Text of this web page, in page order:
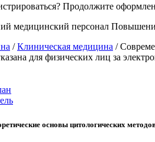
Техносферная безопасность и
Экологическая безопасность в
промышленности
Продолжите
медицинский персонал
/Клиническая медицина /
для физических лиц за
основы цитологических